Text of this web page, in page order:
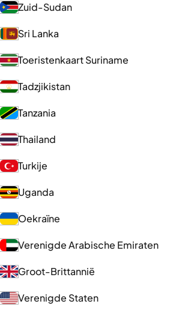
Zuid-Sudan
Sri Lanka
Toeristenkaart Suriname
Tadzjikistan
Tanzania
Thailand
Turkije
Uganda
Oekraïne
Verenigde Arabische Emiraten
Groot-Brittannië
Verenigde Staten